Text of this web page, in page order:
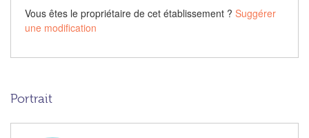
Vous êtes le propriétaire de cet établissement ? Suggérer
une modification
Portrait